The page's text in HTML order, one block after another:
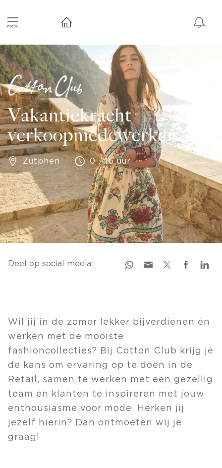
Vakantiekracht
verkoopmedewerker
Zutphen 0 - 15 uur
Deel op social media:
Wil jij in de zomer lekker bijverdienen én
werken met de mooiste
fashioncollecties? Bij Cotton Club krijg je
de kans om ervaring op te doen in de
Retail, samen te werken met een gezellig
team en klanten te inspireren met jouw
enthousiasme voor mode. Herken jij
jezelf hierin? Dan ontmoeten wij je
graag!